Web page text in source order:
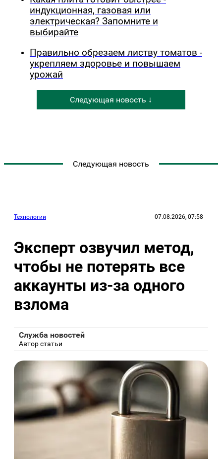
индукционная, газовая или
электрическая? Запомните и
выбирайте
Правильно обрезаем листву томатов -
укрепляем здоровье и повышаем
урожай
Следующая новость ↓
Следующая новость
Технологии 07.08.2026, 07:58
Эксперт озвучил метод,
чтобы не потерять все
аккаунты из-за одного
взлома
Служба новостей
Автор статьи